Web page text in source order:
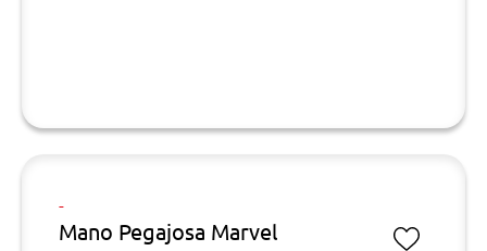
-
Mano Pegajosa Marvel